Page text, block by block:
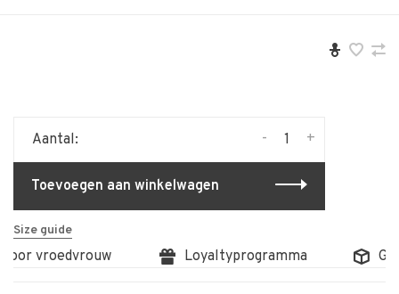
Aantal: +
-
Toevoegen aan winkelwagen
Size guide
vroedvrouw Loyaltyprogramma